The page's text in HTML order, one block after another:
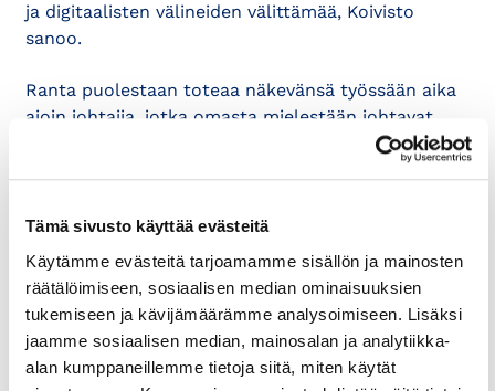
Tämä sivusto käyttää evästeitä
Käytämme evästeitä tarjoamamme sisällön ja mainosten
räätälöimiseen, sosiaalisen median ominaisuuksien
tukemiseen ja kävijämäärämme analysoimiseen. Lisäksi
jaamme sosiaalisen median, mainosalan ja analytiikka-
alan kumppaneillemme tietoja siitä, miten käytät
ja digitaalisten välineiden välittämää, Koivisto
sanoo.
Ranta puolestaan toteaa näkevänsä työssään aika
ajoin johtajia, jotka omasta mielestään johtavat
yhteistyötä hyvin, mutta osa ryhmästä ei koe
samalla tavoin. Hän arvioi, että tyytymättömiä
arvot ovat jo muuttuneet ja muuttuvat jatkuvasti.
Nuoremmilla ei ehkä ole samanlaista sitoutumista
työhön kuin ennen on ollut. Siksi henkilökohtaiset
arvostukset ratkaisevat enemmän kuin
aikaisemmin, Ranta sanoo.